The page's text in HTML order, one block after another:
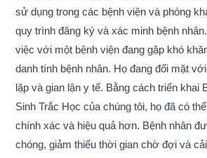
sử dụng trong các bệnh viện và phòng
quy trình đăng ký và xác minh bệnh
việc với một bệnh viện đang gặp khó
danh tính bệnh nhân. Họ đang đối mặt
lặp và gian lận y tế. Bằng cách triển khai
Sinh Trắc Học của chúng tôi, họ đã có
chính xác và hiệu quả hơn. Bệnh nhân
chóng, giảm thiểu thời gian chờ đợi và